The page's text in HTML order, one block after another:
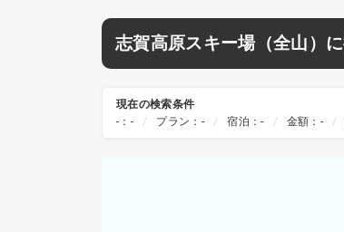
志賀高原スキー場（全山）
現在の検索条件
-：-
プラン：- 宿泊：- 金額：-